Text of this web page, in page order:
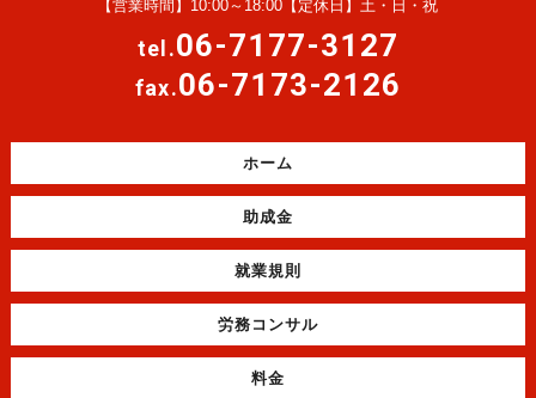
【営業時間】10:00～18:00【定休日】土・日・祝
tel.06-7177-3127
fax.06-7173-2126
ホーム
助成金
就業規則
労務コンサル
料金